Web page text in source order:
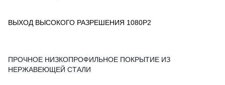
ВЫХОД ВЫСОКОГО РАЗРЕШЕНИЯ 1080P2
ПРОЧНОЕ НИЗКОПРОФИЛЬНОЕ ПОКРЫТИЕ ИЗ
НЕРЖАВЕЮЩЕЙ СТАЛИ